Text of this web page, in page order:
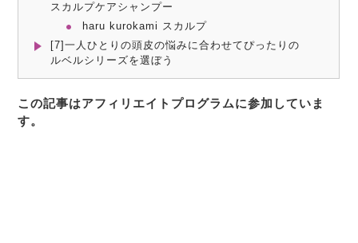
スカルプケアシャンプー
haru kurokami スカルプ
[7]一人ひとりの頭皮の悩みに合わせてぴったりの
ルベルシリーズを選ぼう
この記事はアフィリエイトプログラムに参加していま
す。